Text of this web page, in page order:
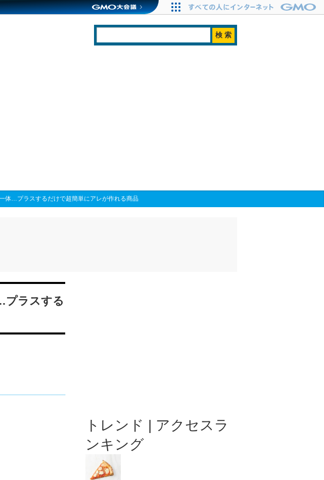
体…プラスするだけで超簡単にアレが作れる商品
プラスする
トレンド | アクセスラ
ンキング